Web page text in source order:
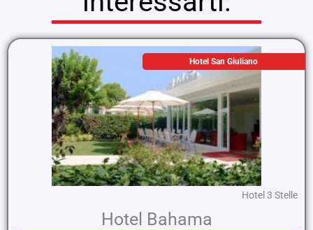
Hotel San Giuliano
Hotel 3 Stelle
Hotel Bahama